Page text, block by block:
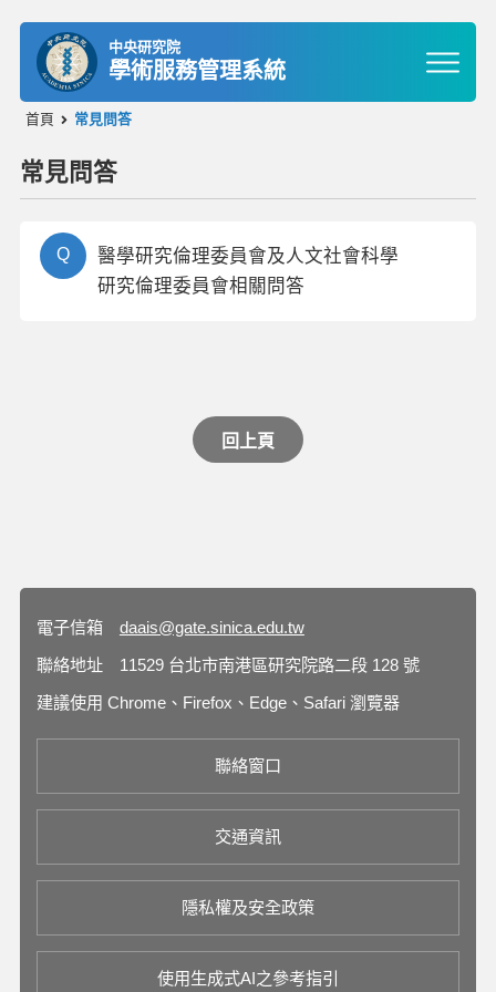
中央研究院
學術服務管理系統
首頁 常見問答
常見問答
Q
醫學研究倫理委員會及人文社會科學
研究倫理委員會相關問答
回上頁
電子信箱
daais@gate.sinica.edu.tw
聯絡地址
11529 台北市南港區研究院路二段 128 號
建議使用 Chrome、Firefox、Edge、Safari 瀏覽器
聯絡窗口
交通資訊
隱私權及安全政策
使用生成式AI之參考指引